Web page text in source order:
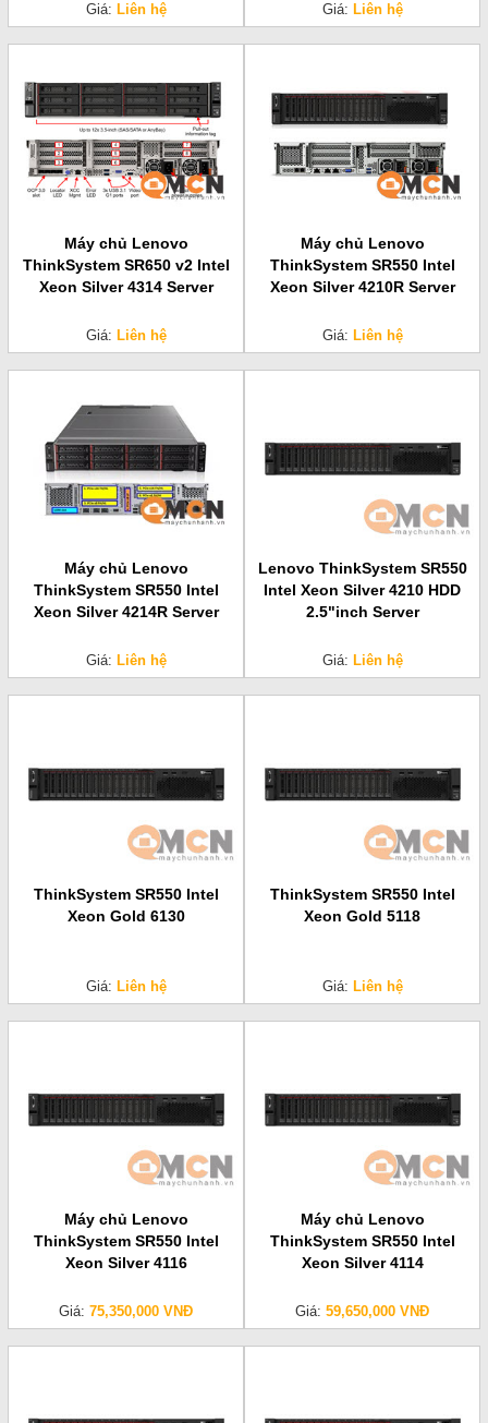
Giá: Liên hệ Giá: Liên hệ
Máy chủ Lenovo
ThinkSystem SR650 v2 Intel
Xeon Silver 4314 Server
Giá: Liên hệ
Máy chủ Lenovo
ThinkSystem SR550 Intel
Xeon Silver 4210R Server
Giá: Liên hệ
Máy chủ Lenovo
ThinkSystem SR550 Intel
Xeon Silver 4214R Server
Giá: Liên hệ
Lenovo ThinkSystem SR550
Intel Xeon Silver 4210 HDD
2.5"inch Server
Giá: Liên hệ
ThinkSystem SR550 Intel
Xeon Gold 6130
Giá: Liên hệ
ThinkSystem SR550 Intel
Xeon Gold 5118
Giá: Liên hệ
Máy chủ Lenovo
ThinkSystem SR550 Intel
Xeon Silver 4116
Giá: 75,350,000 VNĐ
Máy chủ Lenovo
ThinkSystem SR550 Intel
Xeon Silver 4114
Giá: 59,650,000 VNĐ